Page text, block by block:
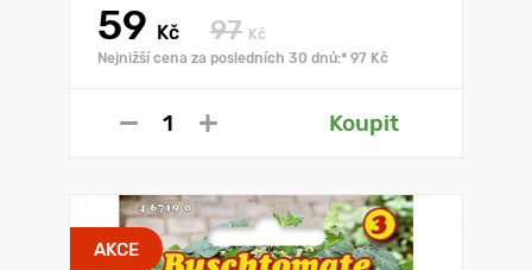
59 Kč 97 Kč
Nejnižší cena za posledních 30 dnů:* 97 Kč
Koupit
AKCE